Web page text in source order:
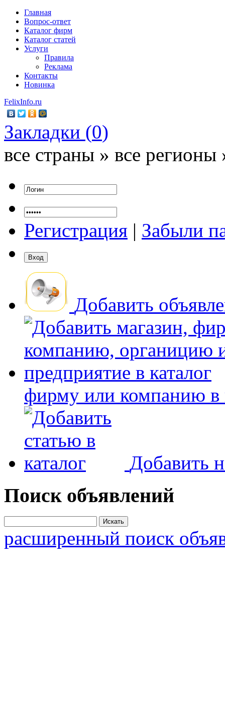
Главная
Вопрос-ответ
Каталог фирм
Каталог статей
Услуги
Правила
Реклама
Контакты
Новинка
FelixInfo.ru
Закладки (0)
все страны » все регионы
Регистрация | Забыли
Добавить
фирму или компанию в
Добавить
Поиск объявлений
расширенный поиск